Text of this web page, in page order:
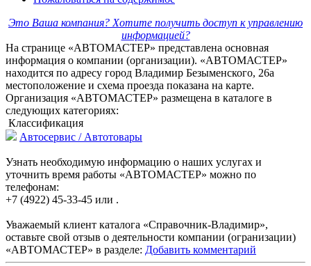
Это Ваша компания? Хотите получить доступ к управлению
информацией?
На странице «АВТОМАСТЕР» представлена основная
информация о компании (организации). «АВТОМАСТЕР»
находится по адресу город Владимир Безыменского, 26а
местоположение и схема проезда показана на карте.
Организация «АВТОМАСТЕР» размещена в каталоге в
следующих категориях:
Классификация
Автосервис / Автотовары
Узнать необходимую информацию о наших услугах и
уточнить время работы «АВТОМАСТЕР» можно по
телефонам:
+7 (4922) 45-33-45 или .
Уважаемый клиент каталога «Справочник-Владимир»,
оставьте свой отзыв о деятельности компании (огранизации)
«АВТОМАСТЕР» в разделе: Добавить комментарий